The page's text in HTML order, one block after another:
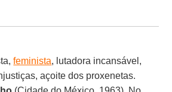
feminista, lutadora incansável,
açoite dos proxenetas.